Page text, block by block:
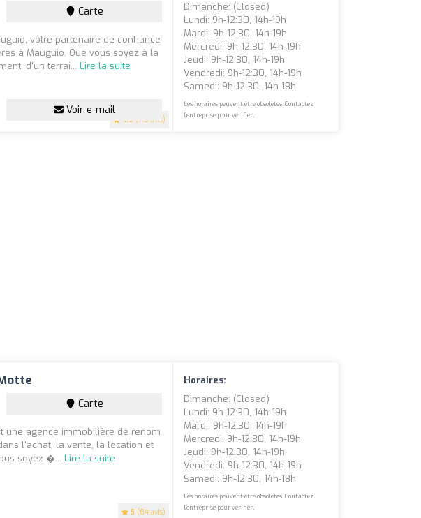
4.9 (115 avis)
Carte
votre partenaire de confiance
à Mauguio. Que vous soyez à la
d'un terrai...Lire la suite
Voir e-mail
Dimanche: (closed)
Lundi: 9h-12:30, 14h-19h
Mardi: 9h-12:30, 14h-19h
Mercredi: 9h-12:30, 14h-19h
Jeudi: 9h-12:30, 14h-19h
Vendredi: 9h-12:30, 14h-19h
Samedi: 9h-12:30, 14h-18h
Les horaires peuvent être obsolètes. Contactez
l'entreprise pour vérifier.
5 (84 avis)
Carte
une agence immobilière de renom
l'achat, la vente, la location et
soyez �...Lire la suite
Horaires:
Dimanche: (closed)
Lundi: 9h-12:30, 14h-19h
Mardi: 9h-12:30, 14h-19h
Mercredi: 9h-12:30, 14h-19h
Jeudi: 9h-12:30, 14h-19h
Vendredi: 9h-12:30, 14h-19h
Samedi: 9h-12:30, 14h-18h
Les horaires peuvent être obsolètes. Contactez
l'entreprise pour vérifier.